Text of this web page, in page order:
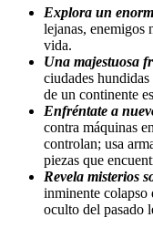
Explora un
lejanas, enemigos
vida.
Una majestuosa
ciudades
de un continente
Enfréntate a
contra máquinas
controlan; usa
piezas que
Revela misterios
inminente colapso
oculto del pasado